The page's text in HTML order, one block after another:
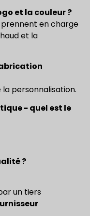
et la couleur ?
prennent en charge
et la
personnalisation.
- quel est le
?
un tiers